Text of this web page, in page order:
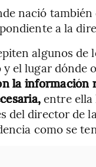
nació
a la
algunos
el lugar dónde
la información
entre ella
del director de
como se